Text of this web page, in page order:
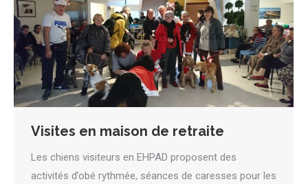
Visites en maison de retraite
Les chiens visiteurs en EHPAD proposent des
activités d’obé rythmée, séances de caresses pour les